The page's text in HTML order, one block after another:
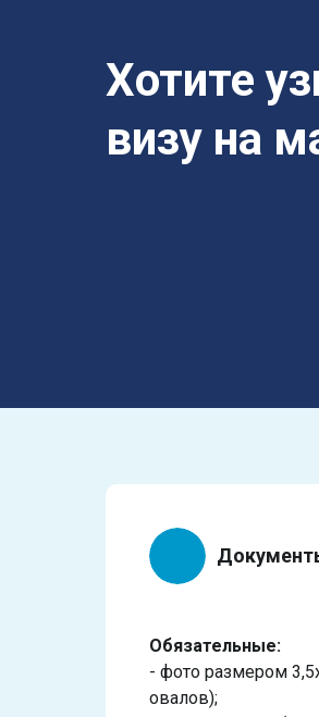
Хотите
визу на
Обязательные:
- фото размером
овалов);